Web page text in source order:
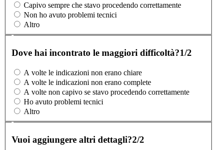
Capivo sempre che stavo procedendo correttamente
Non ho avuto problemi tecnici
Altro
Dove hai incontrato le maggiori difficoltà?1/2
A volte le indicazioni non erano chiare
A volte le indicazioni non erano complete
A volte non capivo se stavo procedendo correttamente
Ho avuto problemi tecnici
Altro
Vuoi aggiungere altri dettagli?2/2